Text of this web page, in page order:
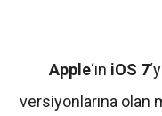
Apple‘ın iOS 7
versiyonlarına olan